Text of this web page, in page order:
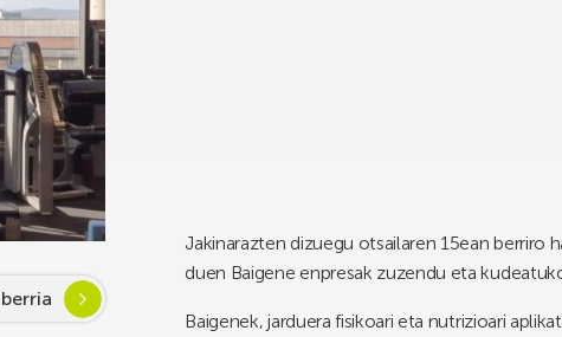
Jakinarazten dizuegu otsailaren 15ean berriro
duen Baigene enpresak zuzendu eta
Baigenek, jarduera fisikoari eta nutrizioari